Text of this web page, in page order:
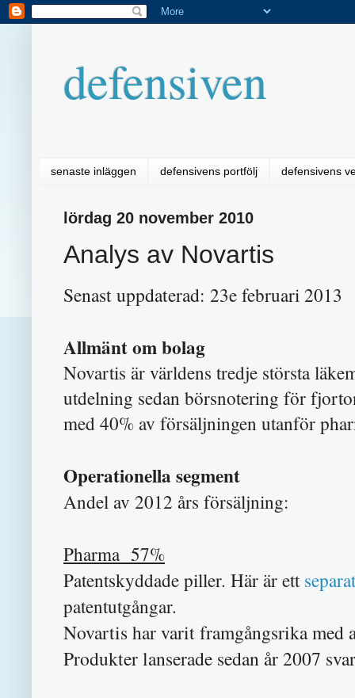
defensiven
senaste inläggen defensivens portfölj defensivens
lördag 20 november 2010
Analys av Novartis
Senast uppdaterad: 23e februari 2013
Allmänt om bolag
Novartis är världens tredje största
utdelning sedan börsnotering för
med 40% av försäljningen utanför
Operationella segment
Andel av 2012 års försäljning:
Pharma 57%
Patentskyddade piller. Här är ett
patentutgångar.
Novartis har varit framgångsrika med
Produkter lanserade sedan år 2007